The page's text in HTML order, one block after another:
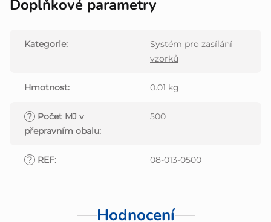
Doplňkové parametry
Kategorie:
Systém pro zasílání
vzorků
Hmotnost: 0.01 kg
? Počet MJ v
přepravním obalu:
500
? REF: 08-013-0500
Hodnocení